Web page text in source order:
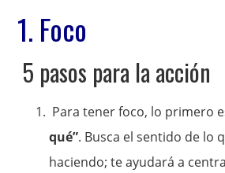
1. Foco
5 pasos para la acción
Para tener foco, lo primero
qué”. Busca el sentido de lo
haciendo; te ayudará a